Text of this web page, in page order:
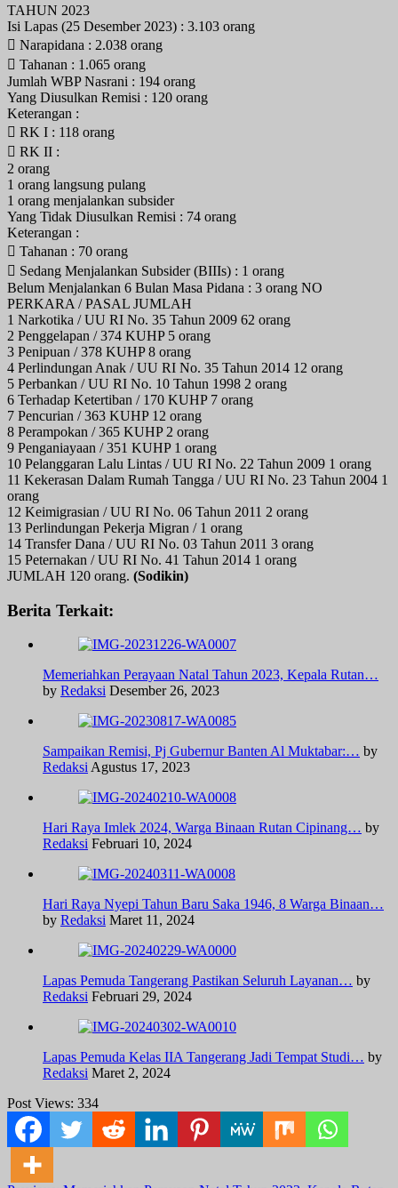
TAHUN 2023
Isi Lapas (25 Desember 2023) : 3.103 orang
 Narapidana : 2.038 orang
 Tahanan : 1.065 orang
Jumlah WBP Nasrani : 194 orang
Yang Diusulkan Remisi : 120 orang
Keterangan :
 RK I : 118 orang
 RK II :
2 orang
1 orang langsung pulang
1 orang menjalankan subsider
Yang Tidak Diusulkan Remisi : 74 orang
Keterangan :
 Tahanan : 70 orang
 Sedang Menjalankan Subsider (BIIIs) : 1 orang
Belum Menjalankan 6 Bulan Masa Pidana : 3 orang NO
PERKARA / PASAL JUMLAH
1 Narkotika / UU RI No. 35 Tahun 2009 62 orang
2 Penggelapan / 374 KUHP 5 orang
3 Penipuan / 378 KUHP 8 orang
4 Perlindungan Anak / UU RI No. 35 Tahun 2014 12 orang
5 Perbankan / UU RI No. 10 Tahun 1998 2 orang
6 Terhadap Ketertiban / 170 KUHP 7 orang
7 Pencurian / 363 KUHP 12 orang
8 Perampokan / 365 KUHP 2 orang
9 Penganiayaan / 351 KUHP 1 orang
10 Pelanggaran Lalu Lintas / UU RI No. 22 Tahun 2009 1 orang
11 Kekerasan Dalam Rumah Tangga / UU RI No. 23 Tahun 2004 1
orang
12 Keimigrasian / UU RI No. 06 Tahun 2011 2 orang
13 Perlindungan Pekerja Migran / 1 orang
14 Transfer Dana / UU RI No. 03 Tahun 2011 3 orang
15 Peternakan / UU RI No. 41 Tahun 2014 1 orang
JUMLAH 120 orang. (Sodikin)
Berita Terkait:
Memeriahkan Perayaan Natal Tahun 2023, Kepala Rutan…
by Redaksi Desember 26, 2023
Sampaikan Remisi, Pj Gubernur Banten Al Muktabar:… by
Redaksi Agustus 17, 2023
Hari Raya Imlek 2024, Warga Binaan Rutan Cipinang… by
Redaksi Februari 10, 2024
Hari Raya Nyepi Tahun Baru Saka 1946, 8 Warga Binaan…
by Redaksi Maret 11, 2024
Lapas Pemuda Tangerang Pastikan Seluruh Layanan… by
Redaksi Februari 29, 2024
Lapas Pemuda Kelas IIA Tangerang Jadi Tempat Studi… by
Redaksi Maret 2, 2024
Post Views: 334